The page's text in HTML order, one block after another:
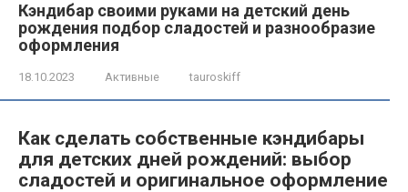
Кэндибар своими руками на детский день
рождения подбор сладостей и разнообразие
оформления
18.10.2023 Активные tauroskiff
Как сделать собственные кэндибары
для детских дней рождений: выбор
сладостей и оригинальное оформление